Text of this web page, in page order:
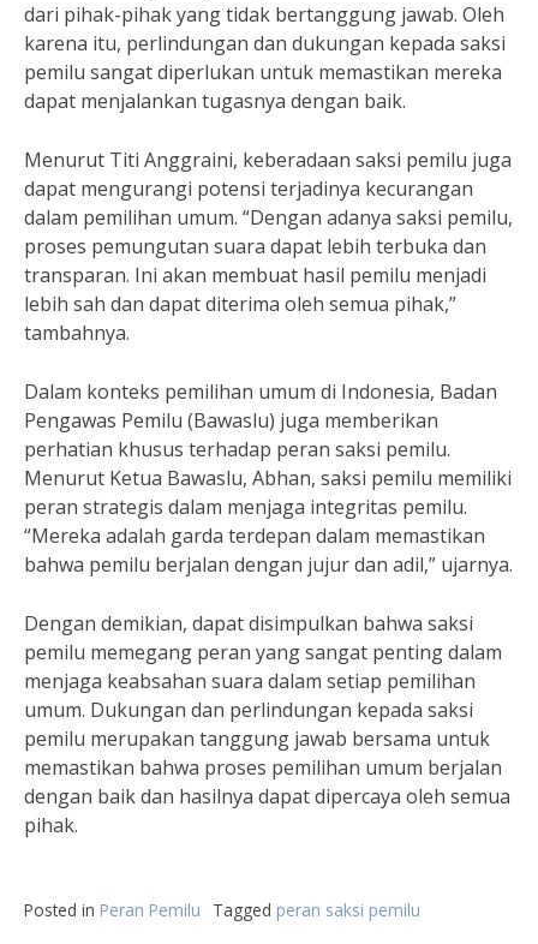
dari pihak-pihak yang tidak bertanggung jawab. Oleh
karena itu, perlindungan dan dukungan kepada saksi
pemilu sangat diperlukan untuk memastikan mereka
dapat menjalankan tugasnya dengan baik.
Menurut Titi Anggraini, keberadaan saksi pemilu juga
dapat mengurangi potensi terjadinya kecurangan
dalam pemilihan umum. “Dengan adanya saksi pemilu,
proses pemungutan suara dapat lebih terbuka dan
transparan. Ini akan membuat hasil pemilu menjadi
lebih sah dan dapat diterima oleh semua pihak,”
tambahnya.
Dalam konteks pemilihan umum di Indonesia, Badan
Pengawas Pemilu (Bawaslu) juga memberikan
perhatian khusus terhadap peran saksi pemilu.
Menurut Ketua Bawaslu, Abhan, saksi pemilu memiliki
peran strategis dalam menjaga integritas pemilu.
“Mereka adalah garda terdepan dalam memastikan
bahwa pemilu berjalan dengan jujur dan adil,” ujarnya.
Dengan demikian, dapat disimpulkan bahwa saksi
pemilu memegang peran yang sangat penting dalam
menjaga keabsahan suara dalam setiap pemilihan
umum. Dukungan dan perlindungan kepada saksi
pemilu merupakan tanggung jawab bersama untuk
memastikan bahwa proses pemilihan umum berjalan
dengan baik dan hasilnya dapat dipercaya oleh semua
pihak.
Posted in Peran Pemilu Tagged peran saksi pemilu